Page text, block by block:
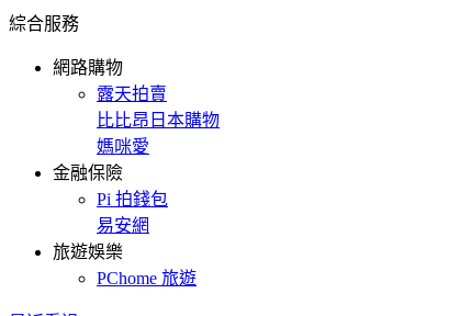
綜合服務
網路購物
露天拍賣
比比昂日本購物
媽咪愛
金融保險
Pi 拍錢包
易安網
旅遊娛樂
PChome 旅遊